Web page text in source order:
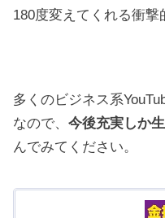
180度変えてくれる衝撃
多くのビジネス系
なので、今後充実しか
んでみてください。